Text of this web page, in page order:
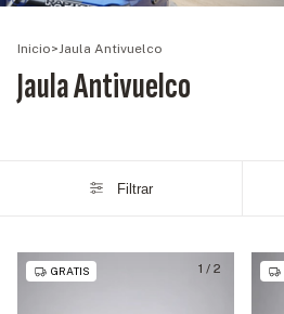
Inicio>Jaula Antivuelco
Jaula Antivuelco
Filtrar
1 / 2
GRATIS